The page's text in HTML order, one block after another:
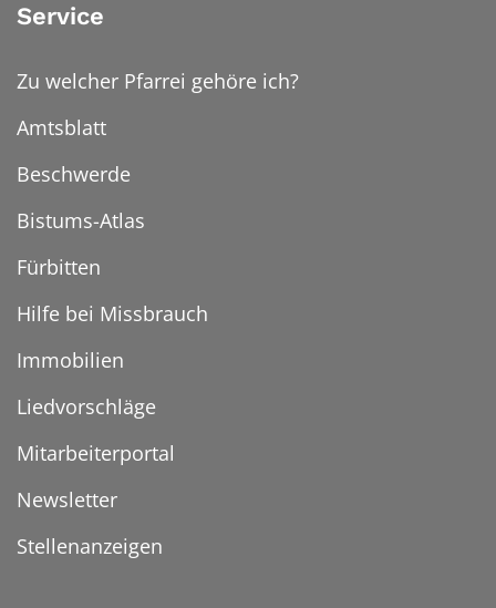
Service
Zu welcher Pfarrei gehöre ich?
Amtsblatt
Beschwerde
Bistums-Atlas
Fürbitten
Hilfe bei Missbrauch
Immobilien
Liedvorschläge
Mitarbeiterportal
Newsletter
Stellenanzeigen